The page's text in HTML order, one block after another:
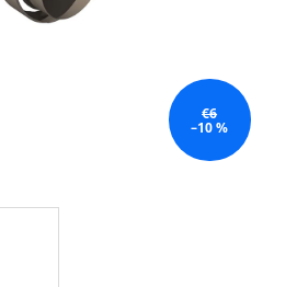
€6
–10 %